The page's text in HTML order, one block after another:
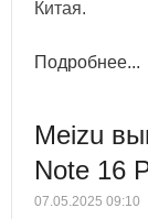
Китая.
Подробнее...
Meizu
Note 16
07.05.2025 09:10